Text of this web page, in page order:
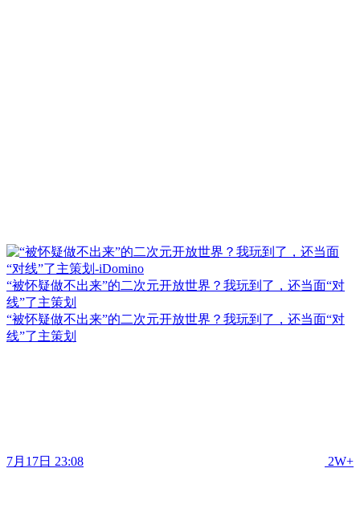
“被怀疑做不出来”的二次元开放世界？我玩到了，还当面“对
线”了主策划
“被怀疑做不出来”的二次元开放世界？我玩到了，还当面“对
线”了主策划
7月17日 23:08 2W+